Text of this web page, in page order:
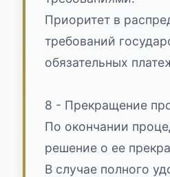
Приоритет в
требований
обязательных
8 - Прекращение
По окончании
решение о ее
В случае полного